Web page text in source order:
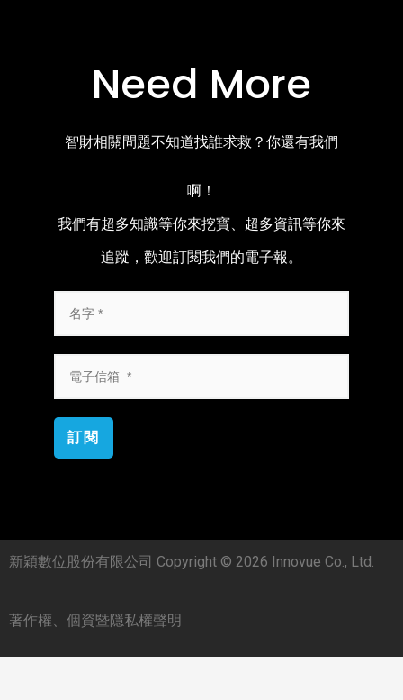
Need More
智財相關問題不知道找誰求救？你還有我們
啊！
我們有超多知識等你來挖寶、超多資訊等你來
追蹤，歡迎訂閱我們的電子報。
訂閱
新穎數位股份有限公司 Copyright © 2026 Innovue Co., Ltd.
著作權、個資暨隱私權聲明